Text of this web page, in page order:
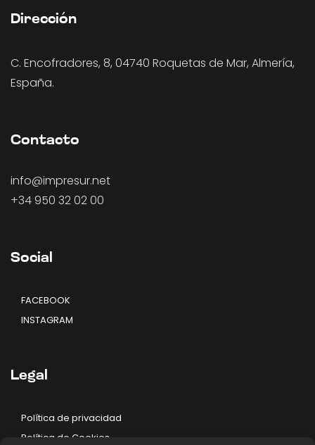
Dirección
C. Encofradores, 8, 04740 Roquetas de Mar, Almería,
España.
Contacto
info@impresur.net
+34 950 32 02 00
Social
FACEBOOK
INSTAGRAM
Legal
Política de privacidad
Política de Cookies